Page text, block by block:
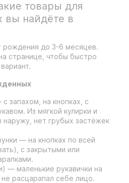
товары для
вы найдёте в
до 3-6 месяцев.
странице, чтобы быстро
запахом, на кнопках, с
Из мягкой кулирки и
нет грубых застёжек
— на кнопках по всей
с закрытыми или
— маленькие рукавички на
расцарапал себе лицо.